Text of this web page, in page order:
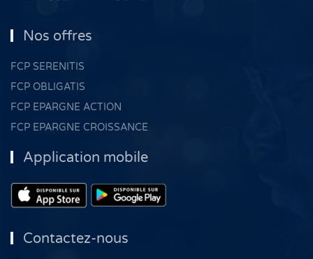
Nos offres
FCP SERENITIS
FCP OBLIGATIS
FCP EPARGNE ACTION
FCP EPARGNE CROISSANCE
Application mobile
Contactez-nous